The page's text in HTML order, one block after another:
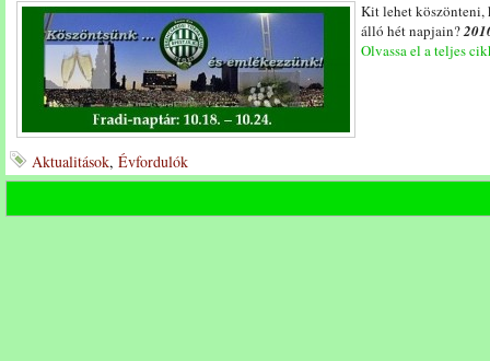
Kit lehet köszönteni,
álló hét napjain?
Olvassa el a teljes
Aktualitások, Évfordulók